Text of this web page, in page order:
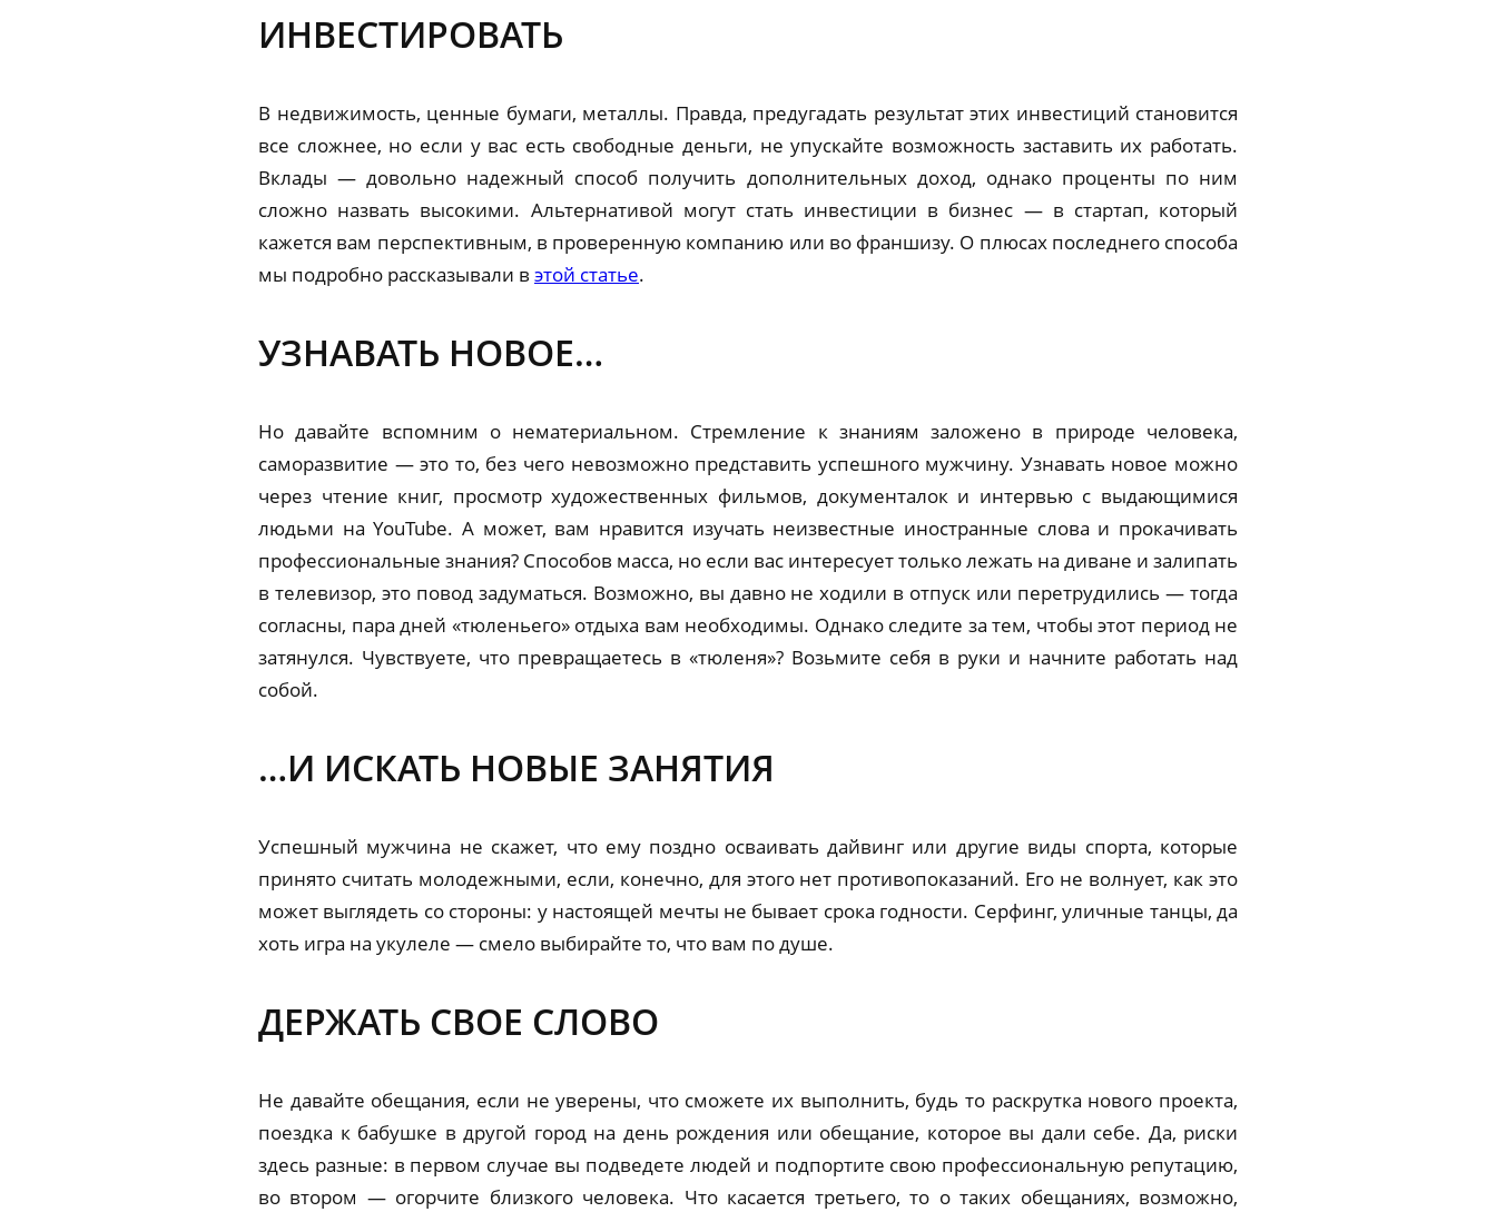
ИНВЕСТИРОВАТЬ
В недвижимость, ценные бумаги, металлы. Правда, предугадать результат этих инвестиций становится
все сложнее, но если у вас есть свободные деньги, не упускайте возможность заставить их работать.
Вклады — довольно надежный способ получить дополнительных доход, однако проценты по ним
сложно назвать высокими. Альтернативой могут стать инвестиции в бизнес — в стартап, который
кажется вам перспективным, в проверенную компанию или во франшизу. О плюсах последнего способа
мы подробно рассказывали в этой статье.
УЗНАВАТЬ НОВОЕ…
Но давайте вспомним о нематериальном. Стремление к знаниям заложено в природе человека,
саморазвитие — это то, без чего невозможно представить успешного мужчину. Узнавать новое можно
через чтение книг, просмотр художественных фильмов, документалок и интервью с выдающимися
людьми на YouTube. А может, вам нравится изучать неизвестные иностранные слова и прокачивать
профессиональные знания? Способов масса, но если вас интересует только лежать на диване и залипать
в телевизор, это повод задуматься. Возможно, вы давно не ходили в отпуск или перетрудились — тогда
согласны, пара дней «тюленьего» отдыха вам необходимы. Однако следите за тем, чтобы этот период не
затянулся. Чувствуете, что превращаетесь в «тюленя»? Возьмите себя в руки и начните работать над
собой.
…И ИСКАТЬ НОВЫЕ ЗАНЯТИЯ
Успешный мужчина не скажет, что ему поздно осваивать дайвинг или другие виды спорта, которые
принято считать молодежными, если, конечно, для этого нет противопоказаний. Его не волнует, как это
может выглядеть со стороны: у настоящей мечты не бывает срока годности. Серфинг, уличные танцы, да
хоть игра на укулеле — смело выбирайте то, что вам по душе.
ДЕРЖАТЬ СВОЕ СЛОВО
Не давайте обещания, если не уверены, что сможете их выполнить, будь то раскрутка нового проекта,
поездка к бабушке в другой город на день рождения или обещание, которое вы дали себе. Да, риски
здесь разные: в первом случае вы подведете людей и подпортите свою профессиональную репутацию,
во втором — огорчите близкого человека. Что касается третьего, то о таких обещаниях, возможно,